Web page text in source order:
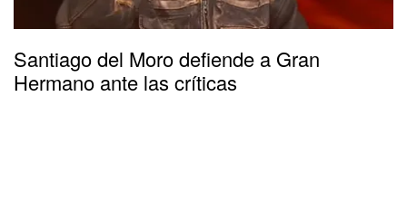
Santiago del Moro defiende a Gran
Hermano ante las críticas